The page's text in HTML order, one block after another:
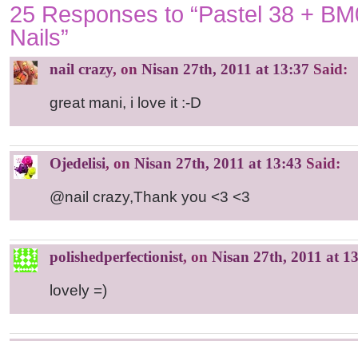
25 Responses to “Pastel 38 +
Nails”
nail crazy, on Nisan 27th, 2011 at 13:37 Said:
great mani, i love it :-D
Ojedelisi, on Nisan 27th, 2011 at 13:43 Said:
@nail crazy,Thank you <3 <3
polishedperfectionist, on Nisan 27th, 2011 at
lovely =)